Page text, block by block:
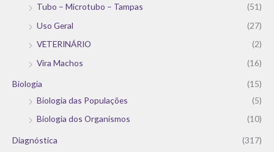
Tubo – Microtubo – Tampas
(51)
Uso Geral
(27)
VETERINÁRIO
(2)
Vira Machos
(16)
Biologia
(15)
Biologia das Populações
(5)
Biologia dos Organismos
(10)
Diagnóstica
(317)